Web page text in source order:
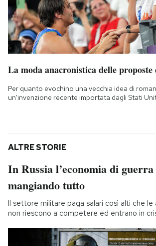
La moda anacronistica delle
Per quanto evochino una vecchia idea di
un'invenzione recente importata dagli Stati
ALTRE STORIE
In Russia l’economia di
mangiando tutto
Il settore militare paga salari così alti che
non riescono a competere ed entrano in